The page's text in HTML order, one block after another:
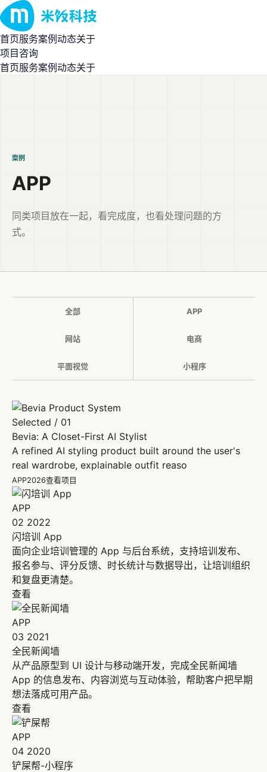
首页服务案例动态关于
项目咨询
首页服务案例动态关于
案例
APP
同类项目放在一起，看完成度，也看处理问题的方
式。
全部 APP
网站 电商
平面视觉 小程序
Selected / 01
Bevia: A Closet-First AI Stylist
A refined AI styling product built around the user's
real wardrobe, explainable outfit reaso
APP2026查看项目
APP
02 2022
闪培训 App
面向企业培训管理的 App 与后台系统，支持培训发布、
报名参与、评分反馈、时长统计与数据导出，让培训组织
和复盘更清楚。
查看
APP
03 2021
全民新闻墙
从产品原型到 UI 设计与移动端开发，完成全民新闻墙
App 的信息发布、内容浏览与互动体验，帮助客户把早期
想法落成可用产品。
查看
APP
04 2020
铲屎帮-小程序